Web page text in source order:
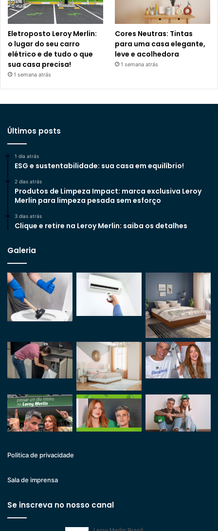
Eletroposto Leroy Merlin:
o lugar do seu carro
elétrico e de tudo o que
sua casa precisa!
1 semana atrás
Cores Neutras: Tintas
para uma casa elegante,
leve e acolhedora
1 semana atrás
Últimos posts
1 dia atrás
ESG e sustentabilidade: sua casa em equilíbrio!
2 dias atrás
Produtos de Limpeza Impact: marca exclusiva Leroy
Merlin para limpeza pesada sem esforço
3 dias atrás
Clique e retire na Leroy Merlin: saiba os detalhes
Galeria
Politica de privacidade
Sala de imprensa
Se inscreva no nosso canal